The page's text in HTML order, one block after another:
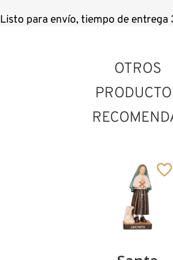
Listo para envío, tiempo de entrega
OTROS